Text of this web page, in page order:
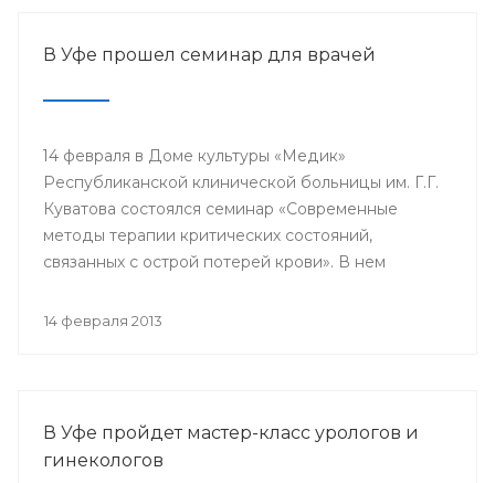
В Уфе прошел семинар для врачей
14 февраля в Доме культуры «Медик»
Республиканской клинической больницы им. Г.Г.
Куватова состоялся семинар «Современные
методы терапии критических состояний,
связанных с острой потерей крови». В нем
лечебной работе, акушеры-гинекологи, хирурги,
14 февраля 2013
В Уфе пройдет мастер-класс урологов и
гинекологов